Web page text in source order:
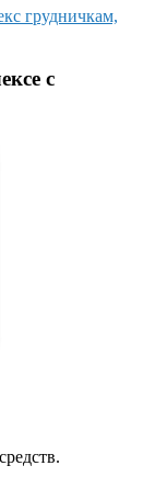
грудничкам,
с